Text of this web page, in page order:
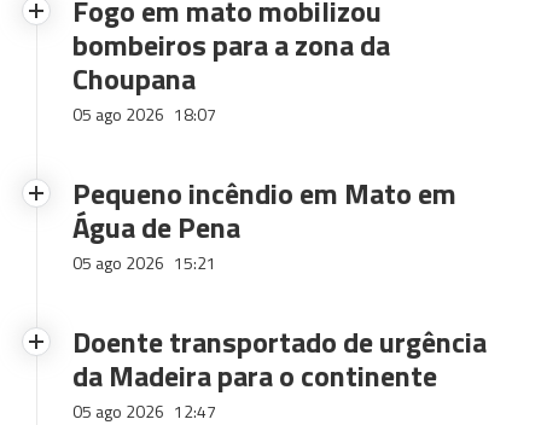
Fogo em mato mobilizou
bombeiros para a zona da
Choupana
05 ago 2026 18:07
Pequeno incêndio em Mato em
Água de Pena
05 ago 2026 15:21
Doente transportado de urgência
da Madeira para o continente
05 ago 2026 12:47